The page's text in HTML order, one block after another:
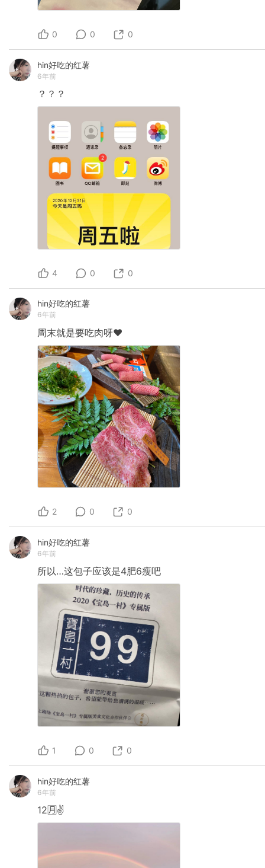
0 0 0
hin好吃的红薯
6年前
？？？
4 0 0
hin好吃的红薯
6年前
周末就是要吃肉呀❤️
2 0 0
hin好吃的红薯
6年前
所以…这包子应该是4肥6瘦吧
1 0 0
hin好吃的红薯
6年前
12🈷️✌️